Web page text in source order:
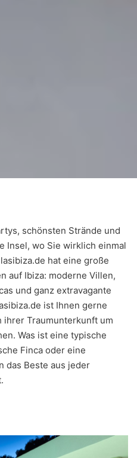
schönsten Strände und
Insel, wo Sie wirklich einmal
hat eine große
auf Ibiza: moderne Villen,
und ganz extravagante
ist Ihnen gerne
ihrer Traumunterkunft um
Was ist eine typische
Finca oder eine
das Beste aus jeder